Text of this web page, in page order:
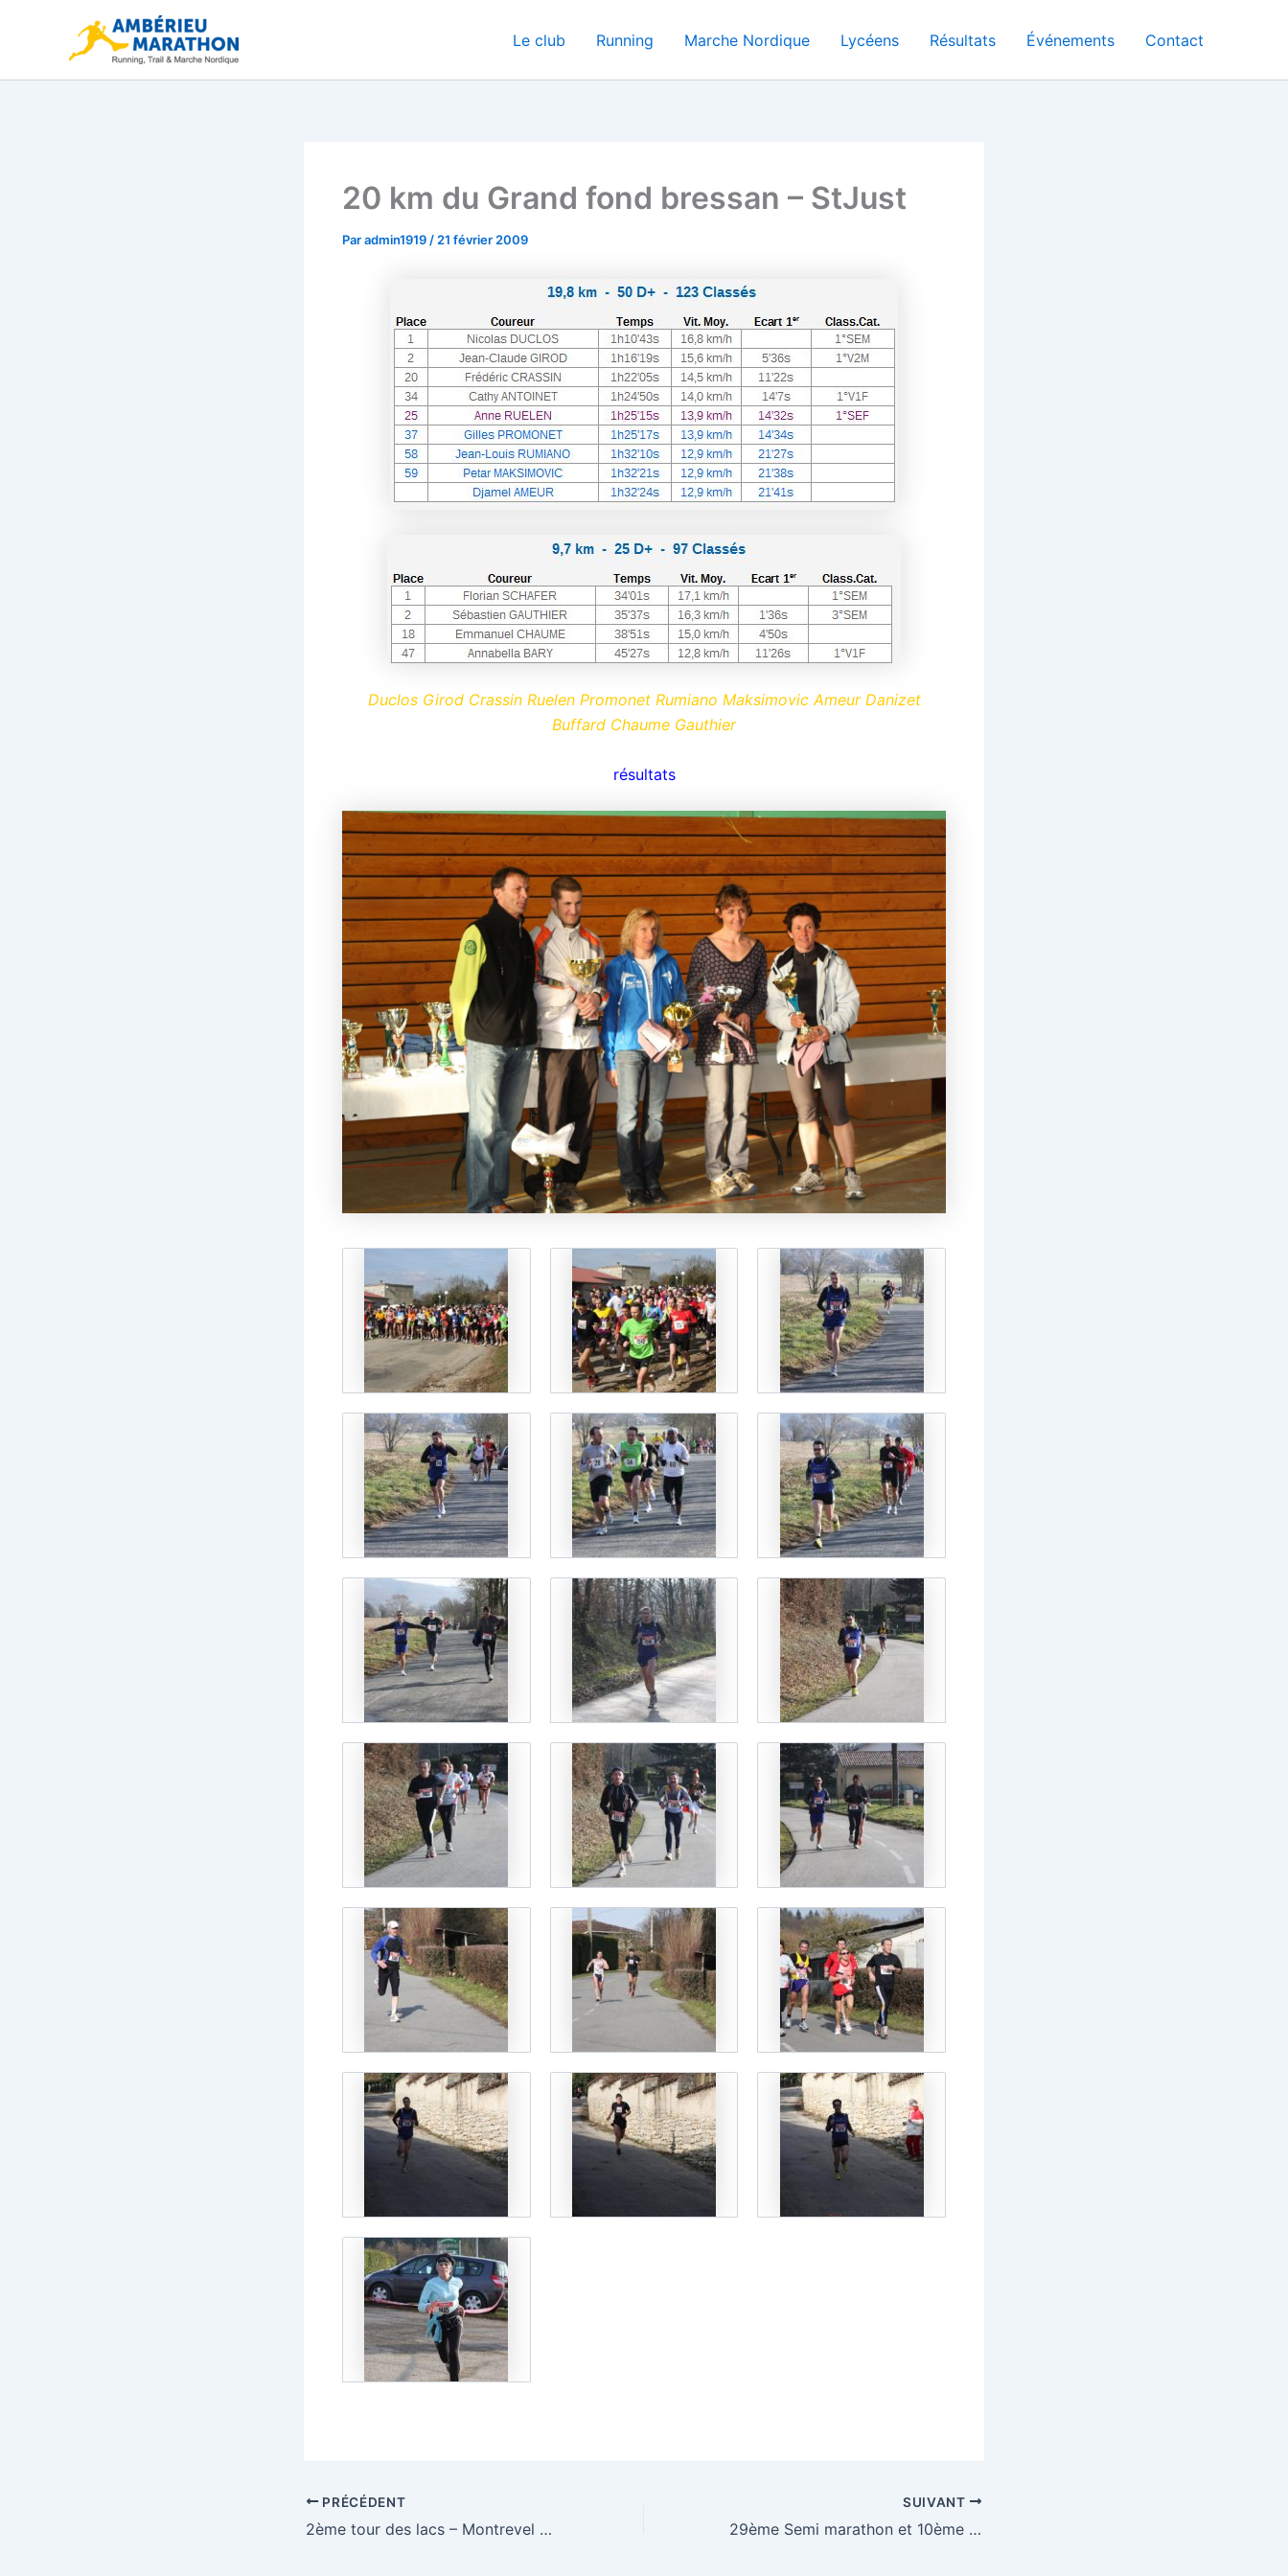
Le club Running Marche Nordique Lycéens Résultats Événements Contact
20 km du Grand fond bressan – StJust
Paradmin1919 / 21 février 2009
Duclos Girod Crassin Ruelen Promonet Rumiano Maksimovic Ameur Danizet
Buffard Chaume Gauthier
résultats
PRÉCÉDENT
2ème tour des lacs – Montrevel en Bresse
SUIVANT
29ème Semi marathon et 10ème 10km de Bourg en Bresse